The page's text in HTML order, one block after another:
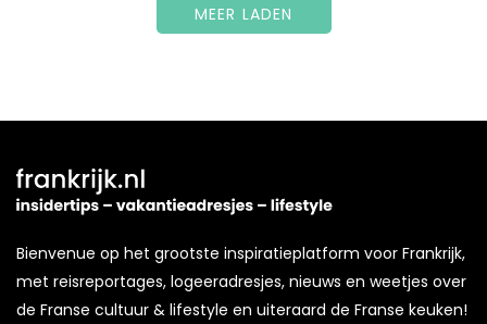
MEER LADEN
Bienvenue op het grootste inspiratieplatform voor Frankrijk,
met reisreportages, logeeradresjes, nieuws en weetjes over
de Franse cultuur & lifestyle en uiteraard de Franse keuken!